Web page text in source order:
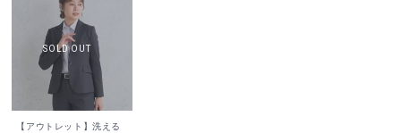
【アウトレット】洗える